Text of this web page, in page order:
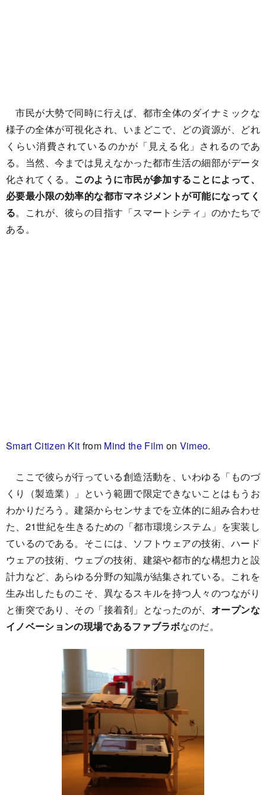
市民が大勢で同時に行えば、都市全体のダイナミックな
様子の全体が可視化され、いまどこで、どの資源が、どれ
くらい消費されているのかが「見える化」されるのであ
る。当然、今までは見えなかった都市生活の細部がデータ
化されてくる。 このように市民が参加することによって、
必要最小限の効率的な都市マネジメントが可能になってく
る。これが、彼らの目指す「スマートシティ」のかたちで
ある。
Smart Citizen Kit from Mind the Film on Vimeo.
ここで彼らが行っている創造活動を、いわゆる「ものづ
くり（製造業）」という範囲で限定できないことはもうお
わかりだろう。建築からセンサまでを立体的に組み合わせ
た、21世紀を生きるための「都市環境システム」を実装し
ているのである。そこには、ソフトウェアの技術、ハード
ウェアの技術、ウェブの技術、建築や都市的な構想力と設
計力など、あらゆる分野の知識が結集されている。これを
生み出したものこそ、異なるスキルを持つ人々のつながり
と衝突であり、その「接着剤」となったのが、 オープンな
イノベーションの現場であるファブラボなのだ。